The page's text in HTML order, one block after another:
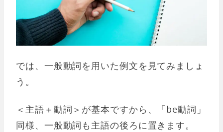
では、一般動詞を用いた例文を見てみましょ
う。
＜主語＋動詞＞が基本ですから、「be動詞」
同様、一般動詞も主語の後ろに置きます。